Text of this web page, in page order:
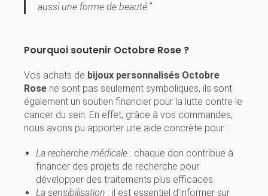
aussi une forme de beauté.”
Pourquoi soutenir Octobre Rose ?
Vos achats de bijoux personnalisés Octobre
Rose ne sont pas seulement symboliques, ils sont
également un soutien financier pour la lutte contre le
cancer du sein. En effet, grâce à vos commandes,
nous avons pu apporter une aide concrète pour :
La recherche médicale : chaque don contribue à
financer des projets de recherche pour
développer des traitements plus efficaces.
La sensibilisation : il est essentiel d’informer sur